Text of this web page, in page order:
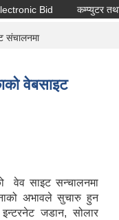
Bid कम्प्युटर तथा
संचालनमा
वेबसाइट
वेव साइट सन्चालनमा
अभावले सुचारु हुन
जडान, सोलार